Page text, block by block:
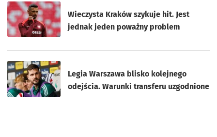
Wieczysta Kraków szykuje hit. Jest
jednak jeden poważny problem
Legia Warszawa blisko kolejnego
odejścia. Warunki transferu uzgodnione